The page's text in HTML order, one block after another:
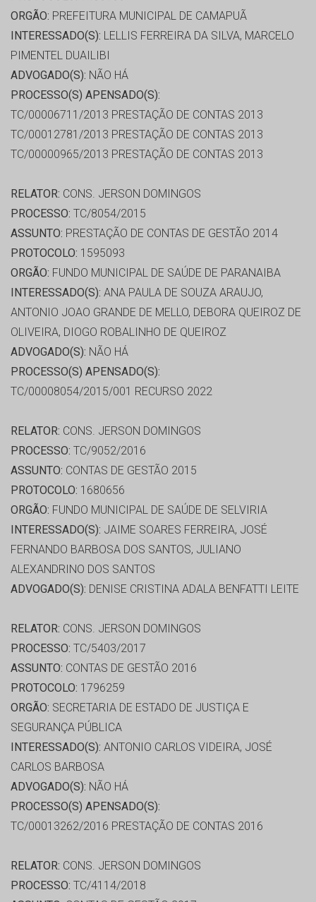
ORGÃO: PREFEITURA MUNICIPAL DE CAMAPUÃ
INTERESSADO(S): LELLIS FERREIRA DA SILVA, MARCELO
PIMENTEL DUAILIBI
ADVOGADO(S): NÃO HÁ
PROCESSO(S) APENSADO(S):
TC/00006711/2013 PRESTAÇÃO DE CONTAS 2013
TC/00012781/2013 PRESTAÇÃO DE CONTAS 2013
TC/00000965/2013 PRESTAÇÃO DE CONTAS 2013
RELATOR: CONS. JERSON DOMINGOS
PROCESSO: TC/8054/2015
ASSUNTO: PRESTAÇÃO DE CONTAS DE GESTÃO 2014
PROTOCOLO: 1595093
ORGÃO: FUNDO MUNICIPAL DE SAÚDE DE PARANAIBA
INTERESSADO(S): ANA PAULA DE SOUZA ARAUJO,
ANTONIO JOAO GRANDE DE MELLO, DEBORA QUEIROZ DE
OLIVEIRA, DIOGO ROBALINHO DE QUEIROZ
ADVOGADO(S): NÃO HÁ
PROCESSO(S) APENSADO(S):
TC/00008054/2015/001 RECURSO 2022
RELATOR: CONS. JERSON DOMINGOS
PROCESSO: TC/9052/2016
ASSUNTO: CONTAS DE GESTÃO 2015
PROTOCOLO: 1680656
ORGÃO: FUNDO MUNICIPAL DE SAÚDE DE SELVIRIA
INTERESSADO(S): JAIME SOARES FERREIRA, JOSÉ
FERNANDO BARBOSA DOS SANTOS, JULIANO
ALEXANDRINO DOS SANTOS
ADVOGADO(S): DENISE CRISTINA ADALA BENFATTI LEITE
RELATOR: CONS. JERSON DOMINGOS
PROCESSO: TC/5403/2017
ASSUNTO: CONTAS DE GESTÃO 2016
PROTOCOLO: 1796259
ORGÃO: SECRETARIA DE ESTADO DE JUSTIÇA E
SEGURANÇA PÚBLICA
INTERESSADO(S): ANTONIO CARLOS VIDEIRA, JOSÉ
CARLOS BARBOSA
ADVOGADO(S): NÃO HÁ
PROCESSO(S) APENSADO(S):
TC/00013262/2016 PRESTAÇÃO DE CONTAS 2016
RELATOR: CONS. JERSON DOMINGOS
PROCESSO: TC/4114/2018